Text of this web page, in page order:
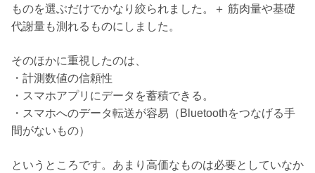
ものを選ぶだけでかなり絞られました。＋ 筋肉量や基礎
代謝量も測れるものにしました。
そのほかに重視したのは、
・計測数値の信頼性
・スマホアプリにデータを蓄積できる。
・スマホへのデータ転送が容易（Bluetoothをつなげる手
間がないもの）
というところです。あまり高価なものは必要としていなか